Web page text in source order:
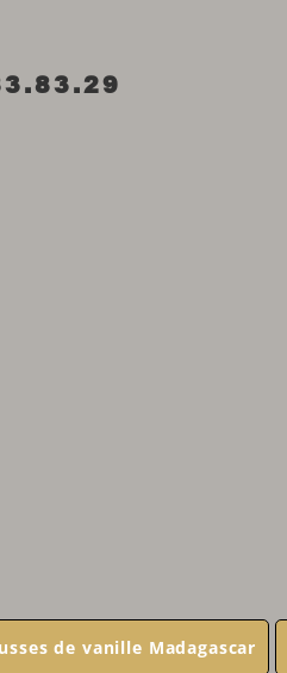
de vanille Madagascar